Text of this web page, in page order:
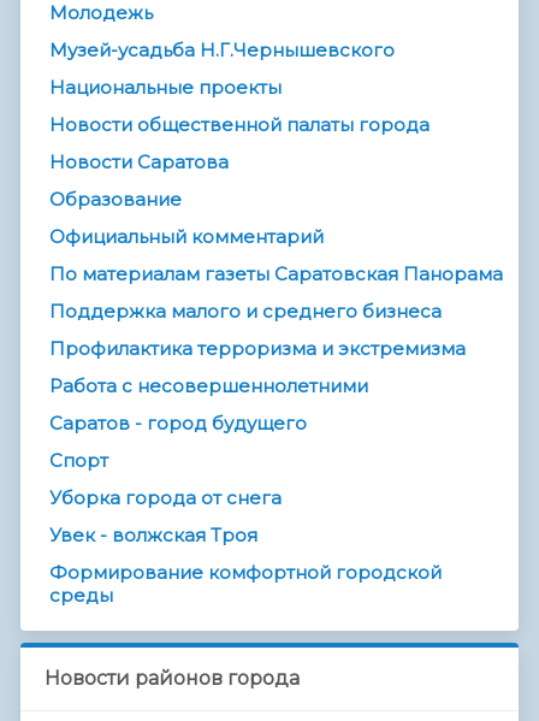
Молодежь
Музей-усадьба Н.Г.Чернышевского
Национальные проекты
Новости общественной палаты города
Новости Саратова
Образование
Официальный комментарий
По материалам газеты Саратовская Панорама
Поддержка малого и среднего бизнеса
Профилактика терроризма и экстремизма
Работа с несовершеннолетними
Саратов - город будущего
Спорт
Уборка города от снега
Увек - волжская Троя
Формирование комфортной городской
среды
Новости районов города